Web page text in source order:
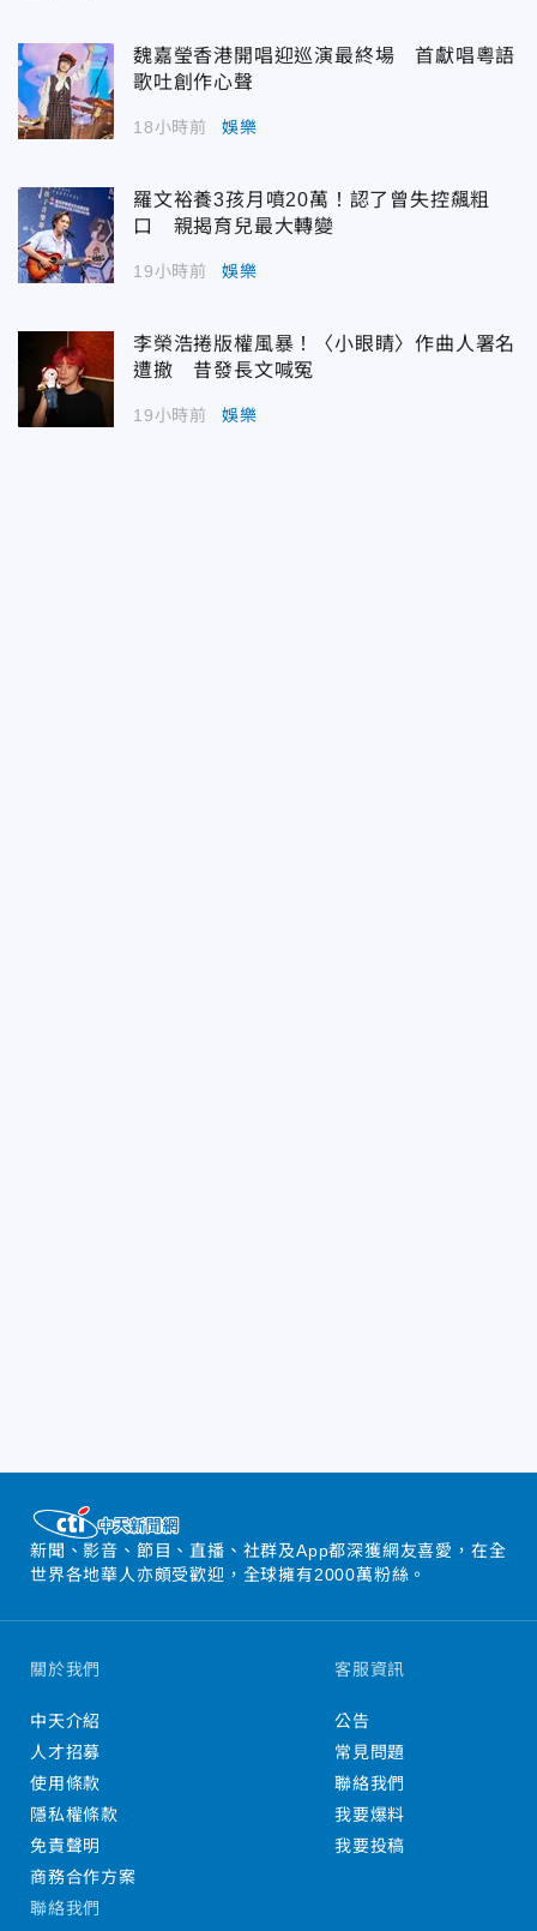
魏嘉瑩香港開唱迎巡演最終場 首獻唱粵語
歌吐創作心聲
18小時前 娛樂
羅文裕養3孩月噴20萬！認了曾失控飆粗
口 親揭育兒最大轉變
19小時前 娛樂
李榮浩捲版權風暴！〈小眼睛〉作曲人署名
遭撤 昔發長文喊冤
19小時前 娛樂
新聞、影音、節目、直播、社群及App都深獲網友喜愛，在全
世界各地華人亦頗受歡迎，全球擁有2000萬粉絲。
關於我們
中天介紹
人才招募
使用條款
隱私權條款
免責聲明
商務合作方案
客服資訊
公告
常見問題
聯絡我們
我要爆料
我要投稿
聯絡我們